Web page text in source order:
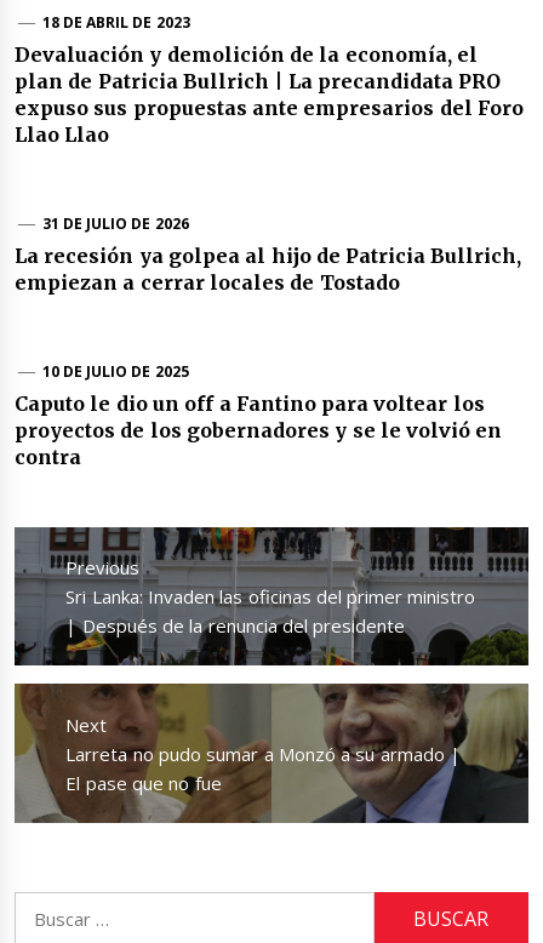
18 DE ABRIL DE 2023
Devaluación y demolición de la economía, el
plan de Patricia Bullrich | La precandidata PRO
expuso sus propuestas ante empresarios del Foro
Llao Llao
31 DE JULIO DE 2026
La recesión ya golpea al hijo de Patricia Bullrich,
empiezan a cerrar locales de Tostado
10 DE JULIO DE 2025
Caputo le dio un off a Fantino para voltear los
proyectos de los gobernadores y se le volvió en
contra
Navegación
entradas
Previous
Previous
post:
Sri Lanka: Invaden las oficinas del primer ministro
| Después de la renuncia del presidente
Next
Next
post:
Larreta no pudo sumar a Monzó a su armado |
El pase que no fue